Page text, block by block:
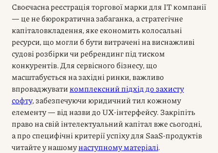
Своєчасна реєстрація торгової марки для IT компанії
— це не бюрократична забаганка, а стратегічне
капіталовкладення, яке економить колосальні
ресурси, що могли б бути витрачені на виснажливі
судові розбірки чи ребрендинг під тиском
конкурентів. Для сервісного бізнесу, що
масштабується на західні ринки, важливо
впроваджуватикомплексний підхід до захисту
софту, забезпечуючи юридичний тил кожному
елементу — від назви до UX-інтерфейсу. Закріпіть
право на свій інтелектуальний капітал вже сьогодні,
а про специфічні критерії успіху для SaaS-продуктів
читайте у нашомунаступному матеріалі.